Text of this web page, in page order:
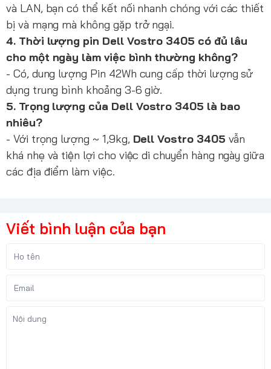
và LAN, bạn có thể kết nối nhanh chóng với các thiết
bị và mạng mà không gặp trở ngại.
4. Thời lượng pin Dell Vostro 3405 có đủ lâu
cho một ngày làm việc bình thường không?
- Có, dung lượng Pin 42Wh cung cấp thời lượng sử
dụng trung bình khoảng 3-6 giờ.
5. Trọng lượng của Dell Vostro 3405 là bao
nhiêu?
- Với trọng lượng ~ 1,9kg, Dell Vostro 3405 vẫn
khá nhẹ và tiện lợi cho việc di chuyển hàng ngày giữa
các địa điểm làm việc.
Viết bình luận của bạn